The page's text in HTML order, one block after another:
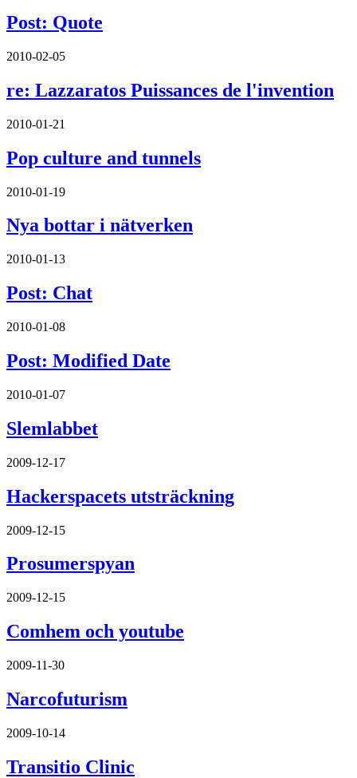
Post: Quote
2010-02-05
re: Lazzaratos Puissances de l'invention
2010-01-21
Pop culture and tunnels
2010-01-19
Nya bottar i nätverken
2010-01-13
Post: Chat
2010-01-08
Post: Modified Date
2010-01-07
Slemlabbet
2009-12-17
Hackerspacets utsträckning
2009-12-15
Prosumerspyan
2009-12-15
Comhem och youtube
2009-11-30
Narcofuturism
2009-10-14
Transitio Clinic